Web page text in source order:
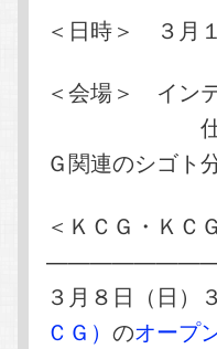
＜日時＞ ３月
＜会場＞ イン
仕事発見ゾ
Ｇ関連のシゴト
＜ＫＣＧ・ＫＣ
３月８日（日）
ＣＧ）のオープ